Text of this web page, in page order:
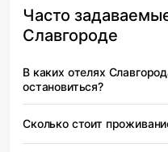
Часто
Славгороде
В каких отелях
остановиться?
Славгород предлагает
Сколько стоит